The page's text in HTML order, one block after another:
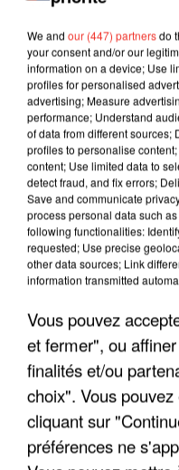
FRANCE
"JE
We and our (447) partnersdo
your consent and/or our
information on a device; Use
profiles for personalised
advertising; Measure
performance; Understand
of data from different sources;
profiles to personalise
content; Use limited data to
detect fraud, and fix errors;
Save and communicate
process personal data such
following functionalities:
requested; Use precise
other data sources; Link
information transmitted
Vous pouvez
et fermer", ou
finalités et/ou
choix". Vous
cliquant sur
préférences ne